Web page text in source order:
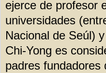
ejerce de profesor
universidades
Nacional de Seúl)
Chi-Yong es
padres fundadores